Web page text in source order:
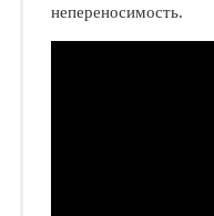
непереносимость.